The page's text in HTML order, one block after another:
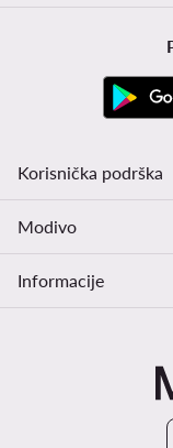
Korisnička podrška
Modivo
Informacije